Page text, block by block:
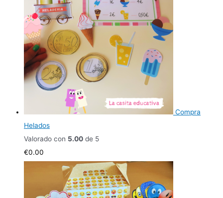
Compra
Helados
Valorado con 5.00 de 5
€0.00